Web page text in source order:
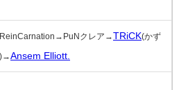
クレア→TRiCK(かず
)→Ansem Elliott.